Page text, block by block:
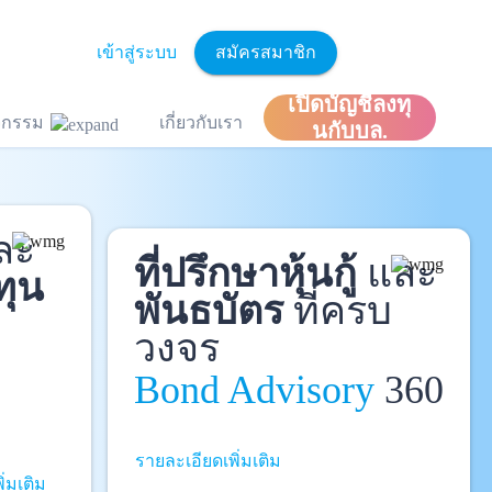
เข้าสู่ระบบ สมัครสมาชิก
รรม เกี่ยวกับเรา
เปิดบัญชีลงทุ
นกับบล.
ะ
น
มเติม
ที่ปรึกษาหุ้นกู้ และ
พันธบัตรที่ครบ
วงจร
Bond Advisory360
รายละเอียดเพิ่มเติม